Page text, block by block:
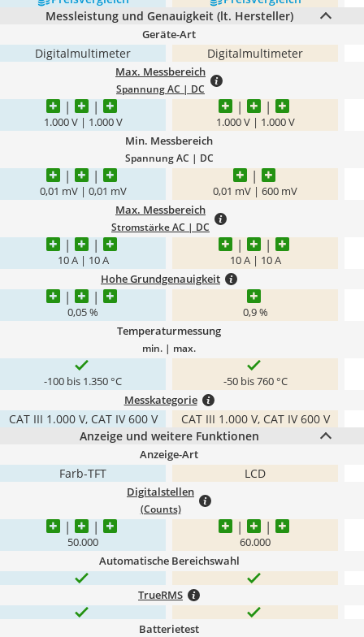
Messleistung und Genauigkeit (lt. Hersteller)
Geräte-Art
Digitalmultimeter Digitalmultimeter
Max. Messbereich
Spannung AC | DC
1.000 V | 1.000 V 1.000 V | 1.000 V
Min. Messbereich
Spannung AC | DC
0,01 mV | 0,01 mV 0,01 mV | 600 mV
Max. Messbereich
Stromstärke AC | DC
10 A | 10 A 10 A | 10 A
Hohe Grundgenauigkeit
0,05 % 0,9 %
Temperaturmessung
min. | max.
-100 bis 1.350 °C -50 bis 760 °C
Messkategorie
CAT III 1.000 V, CAT IV 600 V
CAT III 1.000 V, CAT IV 600 V
Anzeige und weitere Funktionen
Anzeige-Art
Farb-TFT LCD
Digitalstellen
(Counts)
50.000 60.000
Automatische Bereichswahl
TrueRMS
Batterietest